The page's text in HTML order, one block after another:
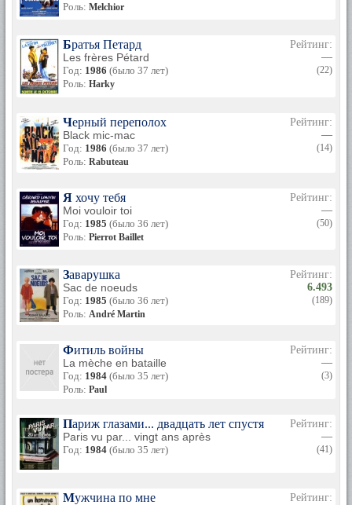
Роль: Melchior
Братья Петард
Les frères Pétard
Год: 1986 (было 37 лет)
Роль: Harky
Рейтинг:
—
(22)
Черный переполох
Black mic-mac
Год: 1986 (было 37 лет)
Роль: Rabuteau
Рейтинг:
—
(14)
Я хочу тебя
Moi vouloir toi
Год: 1985 (было 36 лет)
Роль: Pierrot Baillet
Рейтинг:
—
(50)
Заварушка
Sac de noeuds
Год: 1985 (было 36 лет)
Роль: André Martin
Рейтинг:
6.493
(189)
Фитиль войны
La mèche en bataille
Год: 1984 (было 35 лет)
Роль: Paul
Рейтинг:
—
(3)
Париж глазами... двадцать лет спустя
Paris vu par... vingt ans après
Год: 1984 (было 35 лет)
Рейтинг:
—
(41)
Мужчина по мне
Рейтинг: